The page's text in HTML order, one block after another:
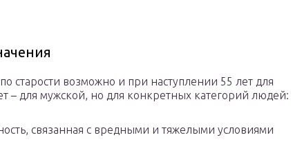
старости возможно и при наступлении 55 лет для
– для мужской, но для конкретных категорий людей:
связанная с вредными и тяжелыми условиями